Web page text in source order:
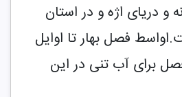
و دریای اژه و در استان
فصل بهار تا اوایل
برای آب تنی در این